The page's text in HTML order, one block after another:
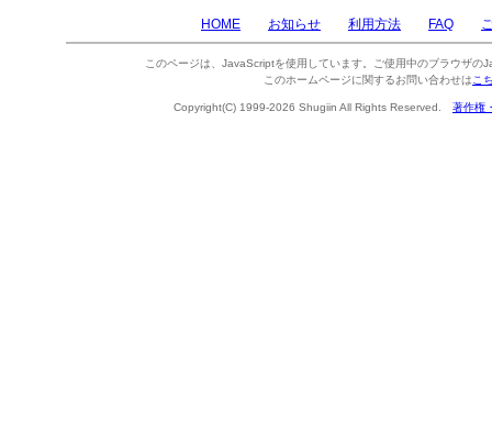
HOME お知らせ 利用方法 FAQ
このページは、JavaScriptを使用しています。ご使用中のブラウザの
このホームページに関するお問い合わせは こ
Copyright(C) 1999-2026 Shugiin All Rights Reserved. 著作権